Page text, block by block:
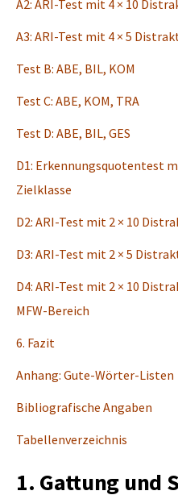
A2: ARI-Test mit 4 × 10
A3: ARI-Test mit 4 × 5
Test B: ABE, BIL, KOM
Test C: ABE, KOM, TRA
Test D: ABE, BIL, GES
D1: Erkennungsquotentest
Zielklasse
D2: ARI-Test mit 2 × 10
D3: ARI-Test mit 2 × 5
D4: ARI-Test mit 2 × 10
MFW-Bereich
6. Fazit
Anhang: Gute-Wörter-Listen
Bibliografische Angaben
Tabellenverzeichnis
1. Gattung und